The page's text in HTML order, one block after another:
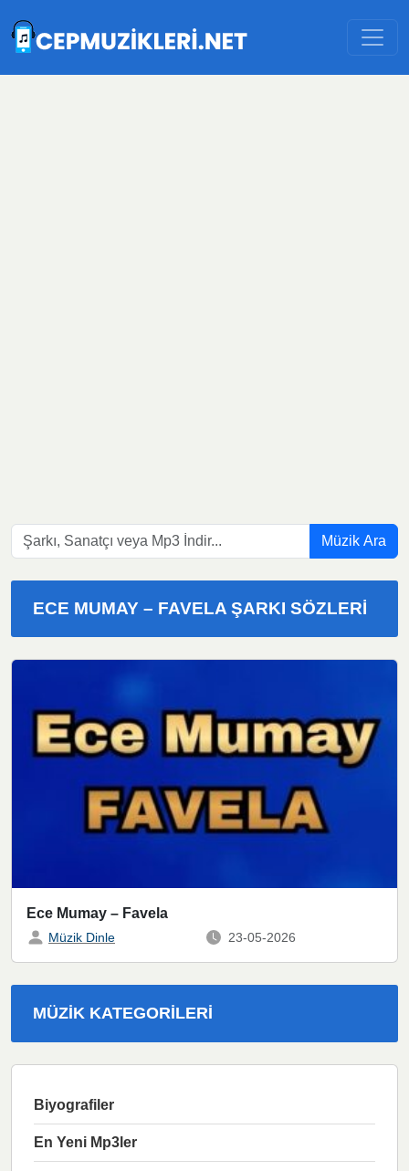
Müzik Ara
ECE MUMAY – FAVELA ŞARKI SÖZLERI
Ece Mumay – Favela
Müzik Dinle 23-05-2026
MÜZIK KATEGORILERI
Biyografiler
En Yeni Mp3ler